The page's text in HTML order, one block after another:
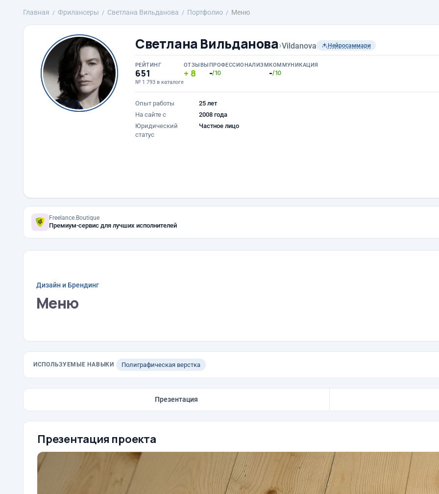
Главная Фрилансеры Светлана Вильданова Портфолио Меню
Светлана Вильданова›Vildanova Нейросаммари
РЕЙТИНГ
651
№ 1 793 в каталоге
ОТЗЫВЫ
8
ПРОФЕССИОНАЛИЗМ
-/10
КОММУНИКАЦИЯ
-/10
Опыт работы
25 лет
На сайте с
2008 года
Юридический
статус
Частное лицо
Freelance.Boutique
Премиум-сервис для лучших исполнителей
Дизайн и Брендинг
Меню
ИСПОЛЬЗУЕМЫЕ НАВЫКИ Полиграфическая верстка
Презентация
Презентация проекта